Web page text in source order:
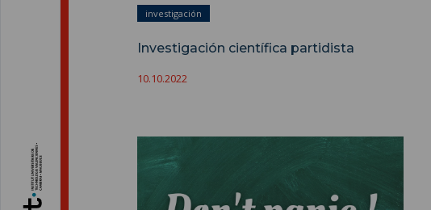
investigación
Investigación científica partidista
10.10.2022